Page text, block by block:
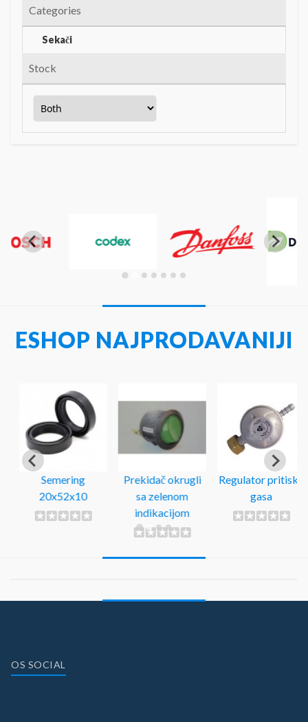
Categories
Sekači
Stock
ESHOP NAJPRODAVANIJI
Prekidač okrugli
sa zelenom
indikacijom
Regulator pritiska
gasa
Termostat
kapilarni kvarcne
peći
OS SOCIAL